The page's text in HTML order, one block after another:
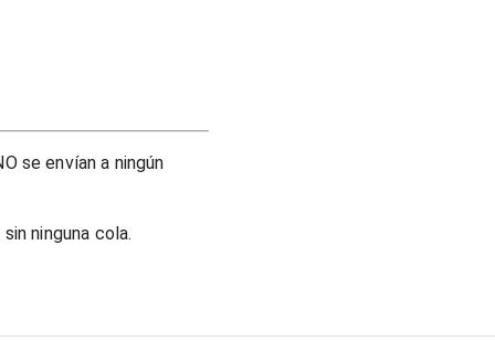
se envían a ningún
ninguna cola.